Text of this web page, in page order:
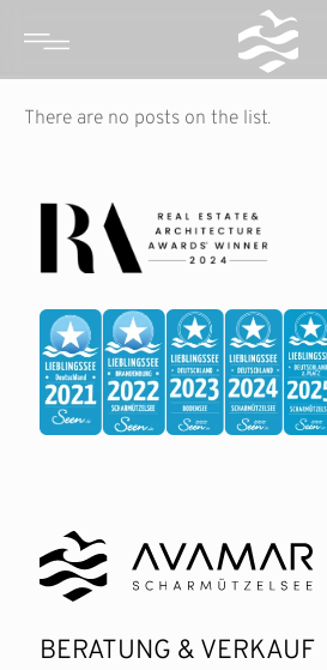
There are no posts on the list.
BERATUNG & VERKAUF